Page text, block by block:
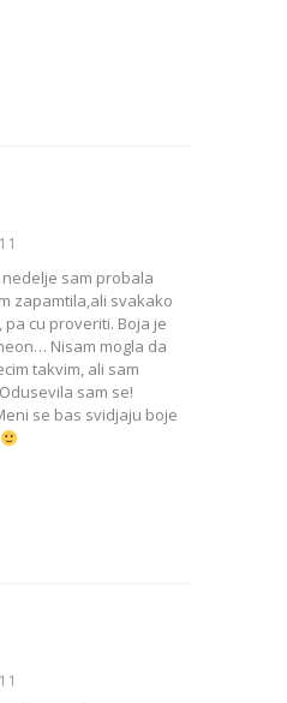
sam probala
zapamtila,ali svakako
cu proveriti. Boja je
Nisam mogla da
takvim, ali sam
sam se!
se bas svidjaju boje